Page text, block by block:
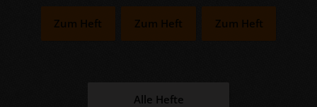
Zum Heft Zum Heft Zum Heft
Alle Hefte